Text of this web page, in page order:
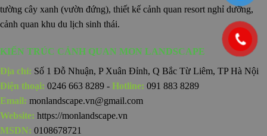
tường cây xanh (vườn đứng), thiết kế cảnh quan resort nghỉ dưỡng,
cảnh quan khu du lịch sinh thái.
KIẾN TRÚC CẢNH QUAN MON LANDSCAPE
Địa chỉ: Số 1 Đỗ Nhuận, P Xuân Đỉnh, Q Bắc Từ Liêm, TP Hà Nội
Điện thoại: 0246 663 8289 - Hotline: 091 883 8289
Email: monlandscape.vn@gmail.com
Website: https://monlandscape.vn
MSDN: 0108678721